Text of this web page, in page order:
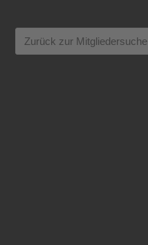
Zurück zur Mitgliedersuche